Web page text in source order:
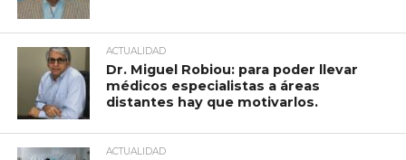
ACTUALIDAD
Dr. Miguel Robiou: para poder llevar
médicos especialistas a áreas
distantes hay que motivarlos.
ACTUALIDAD